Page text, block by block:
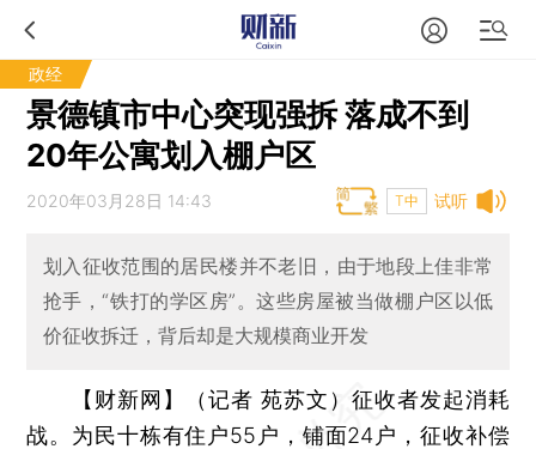
政经
景德镇市中心突现强拆 落成不到
20年公寓划入棚户区
试听
2020年03月28日 14:43 T中
划入征收范围的居民楼并不老旧，由于地段上佳非常
抢手，“铁打的学区房”。这些房屋被当做棚户区以低
价征收拆迁，背后却是大规模商业开发
【财新网】（记者 苑苏文） 征收者发起消耗
战。为民十栋有住户55户，铺面24户，征收补偿